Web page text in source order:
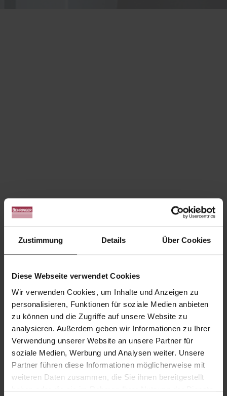
Zustimmung Details Über Cookies
Diese Webseite verwendet Cookies
Wir verwenden Cookies, um Inhalte und Anzeigen zu
personalisieren, Funktionen für soziale Medien anbieten
zu können und die Zugriffe auf unsere Website zu
analysieren. Außerdem geben wir Informationen zu Ihrer
Verwendung unserer Website an unsere Partner für
soziale Medien, Werbung und Analysen weiter. Unsere
Partner führen diese Informationen möglicherweise mit
weiteren Daten zusammen, die Sie ihnen bereitgestellt
haben oder die sie im Rahmen Ihrer Nutzung der Dienste